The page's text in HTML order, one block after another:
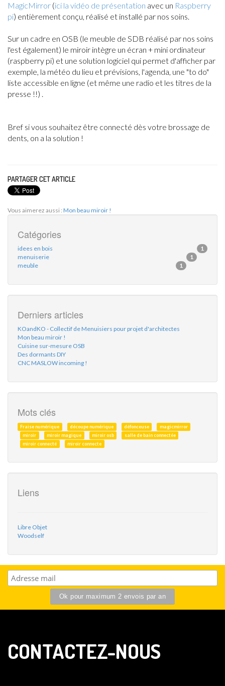
MagicMirror (ici la vidéo de présentation avec un Raspberry
pi) entièrement conçu, réalisé et installé par nos soins.
Sur un cadre en OSB (le meuble de SDB réalisé par nos soins
l'est également) le miroir intègre un écran + mini ordinateur
(raspberry pi) et une solution logiciel qui permet d'afficher par
exemple, la météo du lieu et prévisions, l'agenda, une "to do"
liste accessible en ligne (et même une radio et les titres de la
presse !!) .
Bref si vous souhaitez être connecté dès votre brossage de
dents, on a la solution !
PARTAGER CET ARTICLE
Vous aimerez aussi : Mon beau miroir !
Catégories
1
idees en bois
1
menuiserie
1
meuble
Derniers articles
KOandKO - Collectif de Menuisiers pour projet d'architectes
Mon beau miroir !
Cuisine sur-mesure OSB
Des dormants DIY
CNC MASLOW incoming !
Mots clés
Fraise numérique découpe numérique défonceuse
magicmirror
miroir
miroir magique miroir osb
salle de bain connectée
miroir connecté
miroir connecte
Liens
Libre Objet
Woodself
CONTACTEZ-NOUS